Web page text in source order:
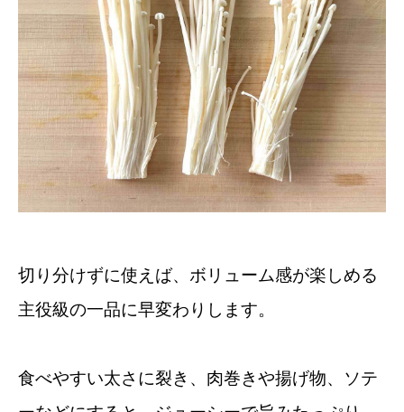
切り分けずに使えば、ボリューム感が楽しめる
主役級の一品に早変わりします。
食べやすい太さに裂き、肉巻きや揚げ物、ソテ